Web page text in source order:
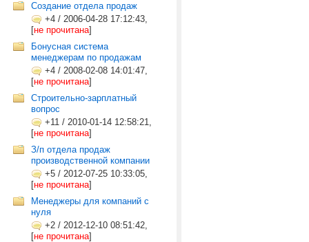
Создание отдела продаж
+4 / 2006-04-28 17:12:43,
[не прочитана]
Бонусная система
менеджерам по продажам
+4 / 2008-02-08 14:01:47,
[не прочитана]
Строительно-зарплатный
вопрос
+11 / 2010-01-14 12:58:21,
[не прочитана]
З/п отдела продаж
производственной компании
+5 / 2012-07-25 10:33:05,
[не прочитана]
Менеджеры для компаний с
нуля
+2 / 2012-12-10 08:51:42,
[не прочитана]